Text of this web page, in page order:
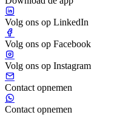
Volg ons op LinkedIn
Volg ons op Facebook
Volg ons op Instagram
Contact opnemen
Contact opnemen